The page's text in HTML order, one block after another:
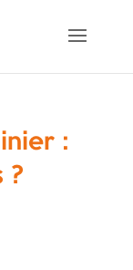
:
?